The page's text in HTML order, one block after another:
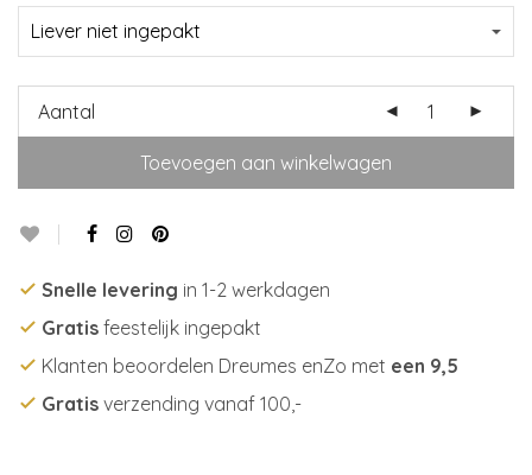
Aantal
Toevoegen aan winkelwagen
Snelle levering in 1-2 werkdagen
Gratis feestelijk ingepakt
Klanten beoordelen Dreumes enZo met een 9,5
Gratis verzending vanaf 100,-